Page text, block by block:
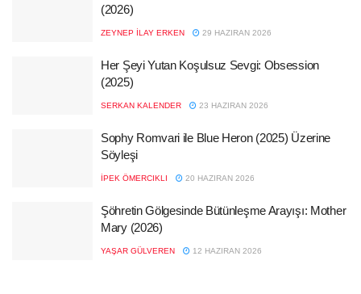
(2026)
ZEYNEP İLAY ERKEN 29 HAZIRAN 2026
Her Şeyi Yutan Koşulsuz Sevgi: Obsession
(2025)
SERKAN KALENDER 23 HAZIRAN 2026
Sophy Romvari ile Blue Heron (2025) Üzerine
Söyleşi
İPEK ÖMERCIKLI 20 HAZIRAN 2026
Şöhretin Gölgesinde Bütünleşme Arayışı: Mother
Mary (2026)
YAŞAR GÜLVEREN 12 HAZIRAN 2026